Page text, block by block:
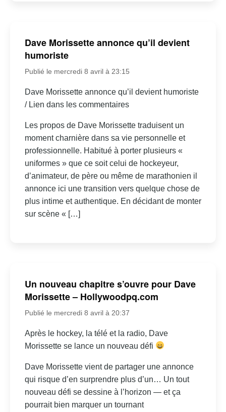
Dave Morissette annonce qu’il devient
humoriste
Publié le mercredi 8 avril à 23:15
Dave Morissette annonce qu’il devient humoriste
/ Lien dans les commentaires
Les propos de Dave Morissette traduisent un
moment charnière dans sa vie personnelle et
professionnelle. Habitué à porter plusieurs «
uniformes » que ce soit celui de hockeyeur,
d’animateur, de père ou même de marathonien il
annonce ici une transition vers quelque chose de
plus intime et authentique. En décidant de monter
sur scène « […]
Un nouveau chapitre s’ouvre pour Dave
Morissette – Hollywoodpq.com
Publié le mercredi 8 avril à 20:37
Après le hockey, la télé et la radio, Dave
Morissette se lance un nouveau défi
Dave Morissette vient de partager une annonce
qui risque d’en surprendre plus d’un… Un tout
nouveau défi se dessine à l’horizon — et ça
pourrait bien marquer un tournant